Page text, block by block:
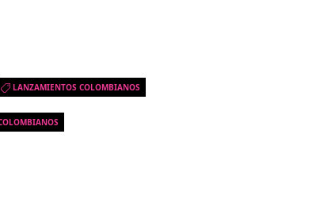
LANZAMIENTOS COLOMBIANOS